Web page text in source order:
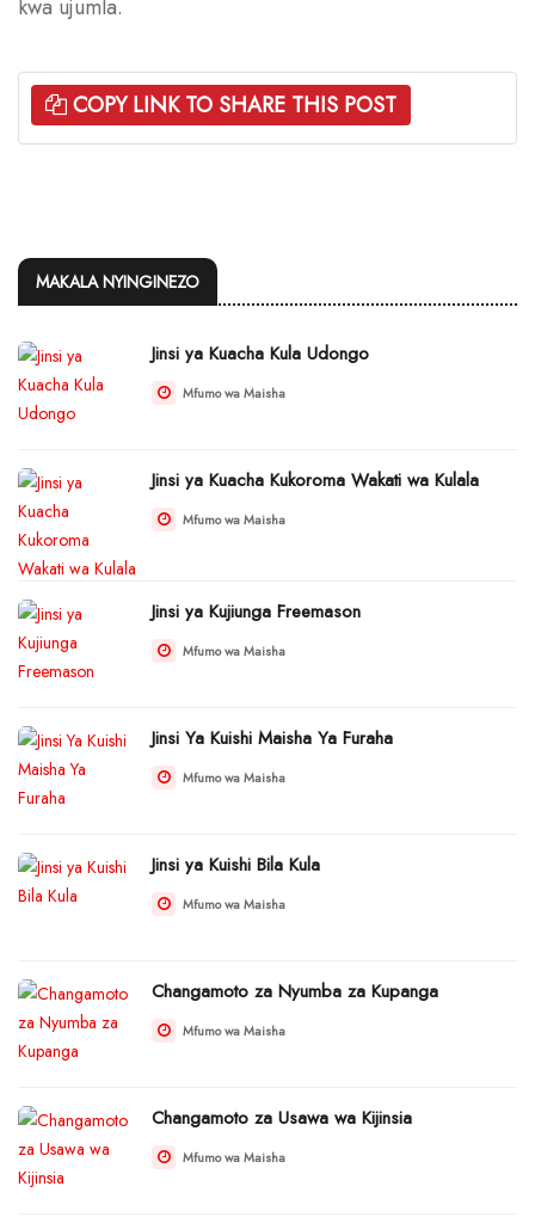
kwa ujumla.
COPY LINK TO SHARE THIS POST
MAKALA NYINGINEZO
Jinsi ya Kuacha Kula Udongo
Mfumo wa Maisha
Jinsi ya Kuacha Kukoroma Wakati wa Kulala
Mfumo wa Maisha
Jinsi ya Kujiunga Freemason
Mfumo wa Maisha
Jinsi Ya Kuishi Maisha Ya Furaha
Mfumo wa Maisha
Jinsi ya Kuishi Bila Kula
Mfumo wa Maisha
Changamoto za Nyumba za Kupanga
Mfumo wa Maisha
Changamoto za Usawa wa Kijinsia
Mfumo wa Maisha